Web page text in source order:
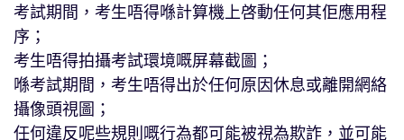
考試期間，考生唔得喺計算機上啓動任何其佢應用程
序；
考生唔得拍攝考試環境嘅屏幕截圖；
喺考試期間，考生唔得出於任何原因休息或離開網絡
攝像頭視圖；
任何違反呢些規則嘅行為都可能被視為欺詐，並可能